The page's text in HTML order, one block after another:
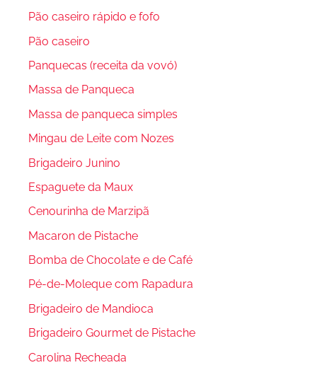
Pão caseiro rápido e fofo
Pão caseiro
Panquecas (receita da vovó)
Massa de Panqueca
Massa de panqueca simples
Mingau de Leite com Nozes
Brigadeiro Junino
Espaguete da Maux
Cenourinha de Marzipã
Macaron de Pistache
Bomba de Chocolate e de Café
Pé-de-Moleque com Rapadura
Brigadeiro de Mandioca
Brigadeiro Gourmet de Pistache
Carolina Recheada